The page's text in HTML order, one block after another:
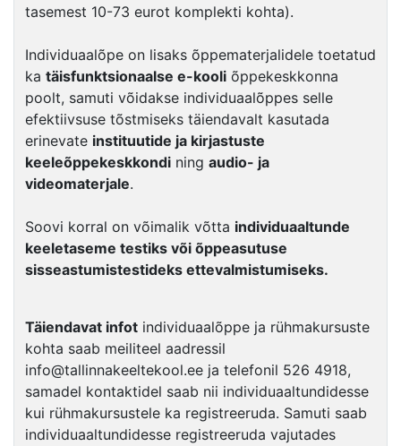
tasemest 10-73 eurot komplekti kohta).
Individuaalõpe on lisaks õppematerjalidele toetatud
ka täisfunktsionaalse e-kooli õppekeskkonna
poolt, samuti võidakse individuaalõppes selle
efektiivsuse tõstmiseks täiendavalt kasutada
erinevate instituutide ja kirjastuste
keeleõppekeskkondi ning audio- ja
videomaterjale.
Soovi korral on võimalik võtta individuaaltunde
keeletaseme testiks või õppeasutuse
sisseastumistestideks ettevalmistumiseks.
Täiendavat infot individuaalõppe ja rühmakursuste
kohta saab meiliteel aadressil
info@tallinnakeeltekool.ee ja telefonil 526 4918,
samadel kontaktidel saab nii individuaaltundidesse
kui rühmakursustele ka registreeruda. Samuti saab
individuaaltundidesse registreeruda vajutades